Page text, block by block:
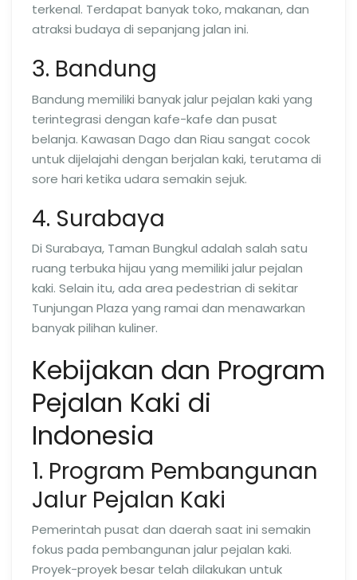
terkenal. Terdapat banyak toko, makanan, dan
atraksi budaya di sepanjang jalan ini.
3. Bandung
Bandung memiliki banyak jalur pejalan kaki yang
terintegrasi dengan kafe-kafe dan pusat
belanja. Kawasan Dago dan Riau sangat cocok
untuk dijelajahi dengan berjalan kaki, terutama di
sore hari ketika udara semakin sejuk.
4. Surabaya
Di Surabaya, Taman Bungkul adalah salah satu
ruang terbuka hijau yang memiliki jalur pejalan
kaki. Selain itu, ada area pedestrian di sekitar
Tunjungan Plaza yang ramai dan menawarkan
banyak pilihan kuliner.
Kebijakan dan Program
Pejalan Kaki di
Indonesia
1. Program Pembangunan
Jalur Pejalan Kaki
Pemerintah pusat dan daerah saat ini semakin
fokus pada pembangunan jalur pejalan kaki.
Proyek-proyek besar telah dilakukan untuk